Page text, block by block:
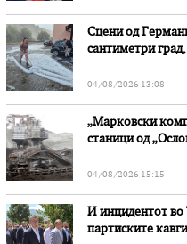
Сцени од
сантиметри
04/08/2026 13:08
„Марковски
станици од
04/08/2026 15:15
И инцидентот во
партиските